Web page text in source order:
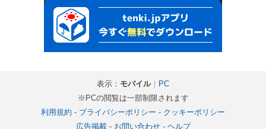
表示： モバイル｜ PC
※PCの閲覧は一部制限されます
利用規約 - プライバシーポリシー - クッキーポリシー
広告掲載- お問い合わせ- ヘルプ